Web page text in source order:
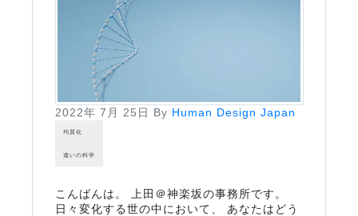
2022年 7月 25日 By Human Design Japan
均質化
違いの科学
こんばんは。 上田＠神楽坂の事務所です。
日々変化する世の中において、 あなたはどう